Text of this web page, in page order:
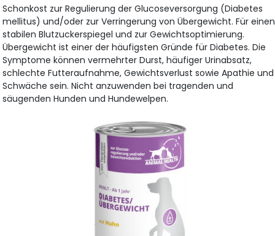
Schonkost zur Regulierung der Glucoseversorgung (Diabetes
mellitus) und/oder zur Verringerung von Übergewicht. Für einen
stabilen Blutzuckerspiegel und zur Gewichtsoptimierung.
Übergewicht ist einer der häufigsten Gründe für Diabetes. Die
Symptome können vermehrter Durst, häufiger Urinabsatz,
schlechte Futteraufnahme, Gewichtsverlust sowie Apathie und
Schwäche sein. Nicht anzuwenden bei tragenden und
säugenden Hunden und Hundewelpen.